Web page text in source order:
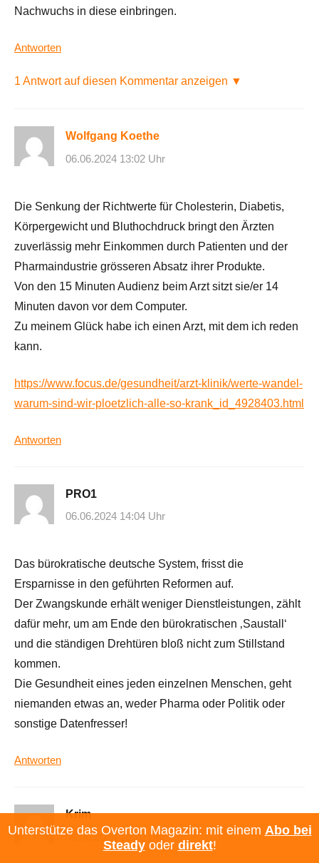
Nachwuchs in diese einbringen.
Antworten
1 Antwort auf diesen Kommentar anzeigen ▼
Wolfgang Koethe
06.06.2024 13:02 Uhr
Die Senkung der Richtwerte für Cholesterin, Diabetis,
Körpergewicht und Bluthochdruck bringt den Ärzten
zuverlässig mehr Einkommen durch Patienten und der
Pharmaindustrie grösseren Absatz ihrer Produkte.
Von den 15 Minuten Audienz beim Arzt sitzt sie/er 14
Minuten davon vor dem Computer.
Zu meinem Glück habe ich einen Arzt, mit dem ich reden
kann.
https://www.focus.de/gesundheit/arzt-klinik/werte-wandel-
warum-sind-wir-ploetzlich-alle-so-krank_id_4928403.html
Antworten
PRO1
06.06.2024 14:04 Uhr
Das bürokratische deutsche System, frisst die
Ersparnisse in den geführten Reformen auf.
Der Zwangskunde erhält weniger Dienstleistungen, zählt
dafür mehr, um am Ende den bürokratischen ‚Saustall‘
und die ständigen Drehtüren bloß nicht zum Stillstand
kommen.
Die Gesundheit eines jeden einzelnen Menschen, geht
niemanden etwas an, weder Pharma oder Politik oder
sonstige Datenfresser!
Antworten
Krim
06.06.2024 16:20 Uhr
Unterstütze das Overton Magazin: mit einem Abo bei
Steadyoder direkt!